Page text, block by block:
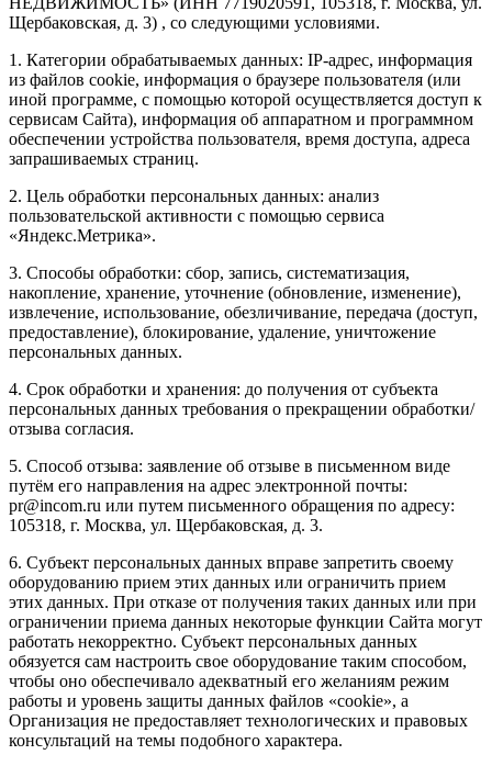
Щербаковская, д. 3) , со следующими условиями.
1. Категории обрабатываемых данных: IP-адрес, информация
из файлов cookie, информация о браузере пользователя (или
иной программе, с помощью которой осуществляется доступ к
сервисам Сайта), информация об аппаратном и программном
обеспечении устройства пользователя, время доступа, адреса
запрашиваемых страниц.
2. Цель обработки персональных данных: анализ
пользовательской активности с помощью сервиса
«Яндекс.Метрика».
3. Способы обработки: сбор, запись, систематизация,
накопление, хранение, уточнение (обновление, изменение),
извлечение, использование, обезличивание, передача (доступ,
предоставление), блокирование, удаление, уничтожение
персональных данных.
4. Срок обработки и хранения: до получения от субъекта
персональных данных требования о прекращении обработки/
отзыва согласия.
5. Способ отзыва: заявление об отзыве в письменном виде
путём его направления на адрес электронной почты:
pr@incom.ru или путем письменного обращения по адресу:
105318, г. Москва, ул. Щербаковская, д. 3.
6. Субъект персональных данных вправе запретить своему
оборудованию прием этих данных или ограничить прием
этих данных. При отказе от получения таких данных или при
ограничении приема данных некоторые функции Сайта могут
работать некорректно. Субъект персональных данных
обязуется сам настроить свое оборудование таким способом,
чтобы оно обеспечивало адекватный его желаниям режим
работы и уровень защиты данных файлов «cookie», а
Организация не предоставляет технологических и правовых
консультаций на темы подобного характера.